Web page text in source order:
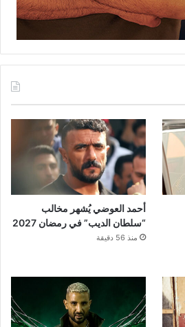
أحمد العوضي يُشهر مخالب
“سلطان الديب” في رمضان 2027
منذ 56 دقيقة